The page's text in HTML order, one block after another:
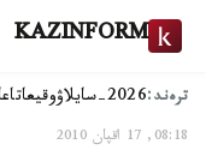
KAZINFORM
ترەند:2026-سايلاۋ وقيعا
08:18, 17 اقپان 2010